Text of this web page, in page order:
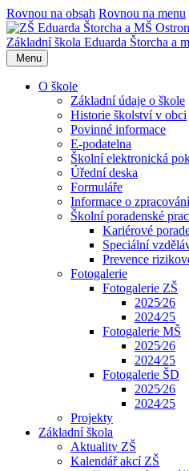
Rovnou na obsah Rovnou na menu
Základní škola Eduarda Štorcha a
Menu
O škole
Základní údaje o škole
Historie školství v obci
Povinné informace
E-podatelna
Školní elektronická
Úřední deska
Formuláře
Informace o
Školní poradenské
Kariérové
Speciální
Prevence
Fotogalerie
Fotogalerie ZŠ
2025⁄26
2024⁄25
Fotogalerie MŠ
2025⁄26
2024⁄25
Fotogalerie ŠD
2025⁄26
2024⁄25
Projekty
Základní škola
Aktuality ZŠ
Kalendář akcí ZŠ